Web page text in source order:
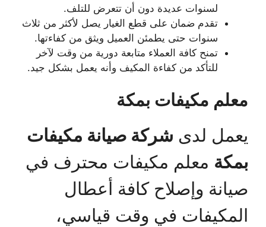
لسنوات عديدة دون أن تتعرض للتلف.
تقدم ضمان على قطع الغيار يصل لأكثر من ثلاث
سنوات حتى يطمئن العميل ويثق من كفاءتها.
تمنح كافة العملاء متابعة دورية من وقت لآخر
للتأكد من كفاءة المكيف وأنه يعمل بشكل جيد.
معلم مكيفات بمكة
يعمل لدى شركة صيانة مكيفات
بمكة معلم مكيفات محترف في
صيانة وإصلاح كافة أعطال
المكيفات في وقت قياسي،